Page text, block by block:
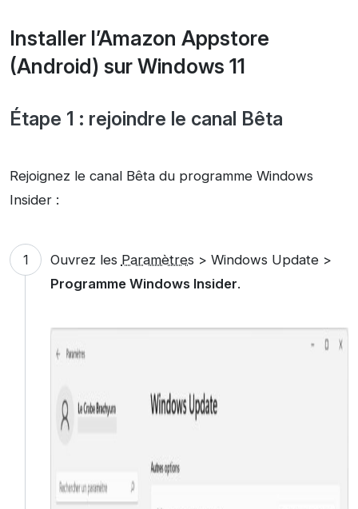
Installer l’Amazon Appstore
(Android) sur Windows 11
Étape 1 : rejoindre le canal Bêta
Rejoignez le canal Bêta du programme Windows
Insider :
Ouvrez les Paramètres > Windows Update >
Programme Windows Insider.